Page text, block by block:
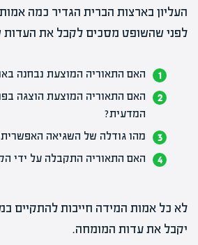
העליון בארצות הברית הגדיר כמה
לפני שהשופט מסכים לקבל את
האם התאוריה המוצעת נבחנה
האם התאוריה המוצעת הוצגה
המדעית?
מהו גודלה של השגיאה
האם התאוריה התקבלה על ידי
לא כל אמות המידה חייבות להתקיים
יקבל את עדות המומחה.